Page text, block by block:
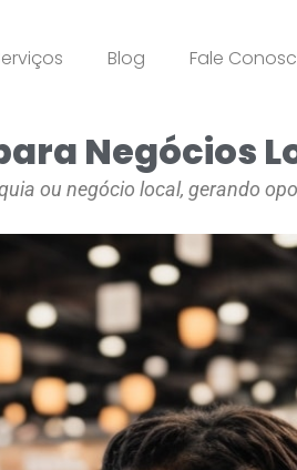
Blog Fale
Negócios
ou negócio local, gerando